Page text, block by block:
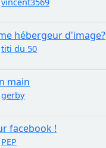
hébergeur d'image?
titi du 50
main
gerby
facebook !
PEP